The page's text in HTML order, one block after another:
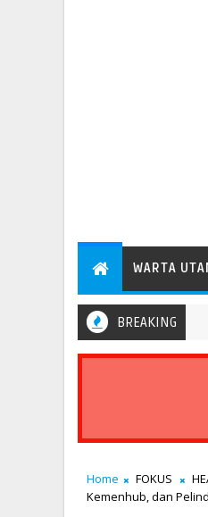
WARTA
BREAKING
Evaluasi Aspek
Home FOKUS
Kemenhub, dan